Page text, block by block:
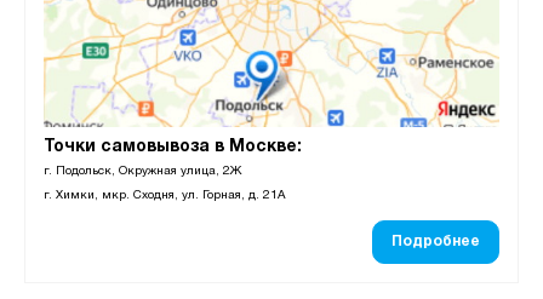
Точки самовывоза в Москве:
г. Подольск, Окружная улица, 2Ж
г. Химки, мкр. Сходня, ул. Горная, д. 21А
Подробнее